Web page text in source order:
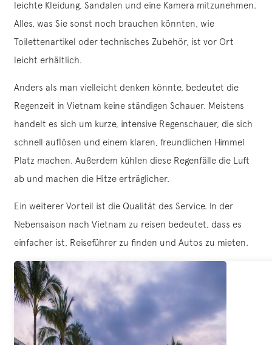
leichte Kleidung, Sandalen und eine Kamera mitzunehmen.
Alles, was Sie sonst noch brauchen könnten, wie
Toilettenartikel oder technisches Zubehör, ist vor Ort
leicht erhältlich.
Anders als man vielleicht denken könnte, bedeutet die
Regenzeit in Vietnam keine ständigen Schauer. Meistens
handelt es sich um kurze, intensive Regenschauer, die sich
schnell auflösen und einem klaren, freundlichen Himmel
Platz machen. Außerdem kühlen diese Regenfälle die Luft
ab und machen die Hitze erträglicher.
Ein weiterer Vorteil ist die Qualität des Service. In der
Nebensaison nach Vietnam zu reisen bedeutet, dass es
einfacher ist, Reiseführer zu finden und Autos zu mieten.